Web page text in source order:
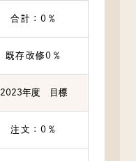
合計：0％
既存改修0％
2023年度 目標
注文：0％